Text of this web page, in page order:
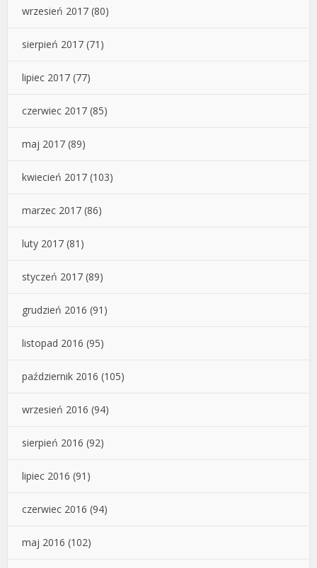
wrzesień 2017 (80)
sierpień 2017 (71)
lipiec 2017 (77)
czerwiec 2017 (85)
maj 2017 (89)
kwiecień 2017 (103)
marzec 2017 (86)
luty 2017 (81)
styczeń 2017 (89)
grudzień 2016 (91)
listopad 2016 (95)
październik 2016 (105)
wrzesień 2016 (94)
sierpień 2016 (92)
lipiec 2016 (91)
czerwiec 2016 (94)
maj 2016 (102)